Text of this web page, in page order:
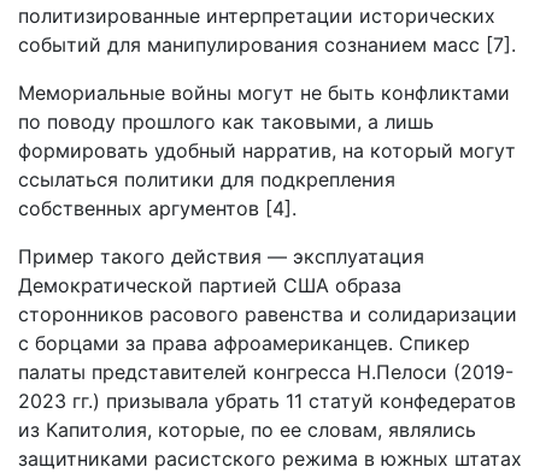
политизированные интерпретации исторических
событий для манипулирования сознанием масс [7].
Мемориальные войны могут не быть конфликтами
по поводу прошлого как таковыми, а лишь
формировать удобный нарратив, на который могут
ссылаться политики для подкрепления
собственных аргументов [4].
Пример такого действия — эксплуатация
Демократической партией США образа
сторонников расового равенства и солидаризации
с борцами за права афроамериканцев. Спикер
палаты представителей конгресса Н.Пелоси (2019-
2023 гг.) призывала убрать 11 статуй конфедератов
из Капитолия, которые, по ее словам, являлись
защитниками расистского режима в южных штатах